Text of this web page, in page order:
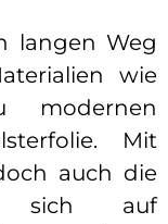
langen Weg
wie
Mit
auch die
sich auf